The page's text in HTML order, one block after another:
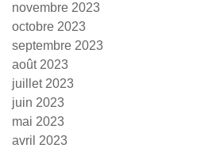
novembre 2023
octobre 2023
septembre 2023
août 2023
juillet 2023
juin 2023
mai 2023
avril 2023